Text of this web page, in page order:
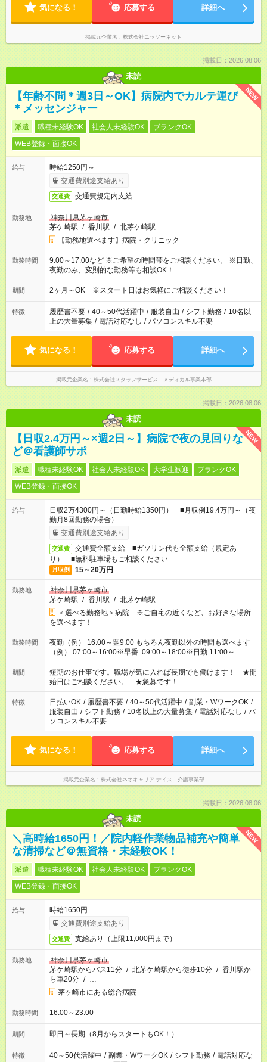
気になる！ 応募する 詳細へ
掲載元企業名 株式会社ニッソーネット
掲載日：2026.08.06
未読
NEW
【年齢不問＊週3日～OK】病院内でカルテ運び
＊メッセンジャー
派遣 職種未経験OK 社会人未経験OK
ブランクOK
WEB登録・面接OK
給与
時給1250円～
交通費別途支給あり
交通費 交通費規定内支給
勤務地
神奈川県茅ヶ崎市
茅ケ崎駅 / 香川駅 / 北茅ケ崎駅
【勤務地選べます】病院・クリニック
勤務時間
9:00～17:00など ※ご希望の時間帯をご相談ください。 ※日勤、
夜勤のみ、変則的な勤務等も相談OK！
期間 2ヶ月～OK ※スタート日はお気軽にご相談ください！
特徴 履歴書不要 / 40～50代活躍中 / 服装自由 / シフト勤務 / 10名以
上の大量募集 / 電話対応なし / パソコンスキル不要
気になる！ 応募する 詳細へ
掲載元企業名 株式会社スタッフサービス メディカル事業本部
掲載日：2026.08.06
未読
NEW
【日収2.4万円～×週2日～】病院で夜の見回りな
ど＠看護師サポ
派遣 職種未経験OK 社会人未経験OK 大学生歓迎
ブランクOK
WEB登録・面接OK
給与
日収2万4300円～（日勤時給1350円） ■月収例19.4万円～（夜
勤月8回勤務の場合）
交通費別途支給あり
交通費
交通費全額支給 ■ガソリン代も全額支給（規定あ
り） ■無料駐車場もご相談ください
月収例 15～20万円
勤務地
神奈川県茅ヶ崎市
茅ケ崎駅 / 香川駅 / 北茅ケ崎駅
＜選べる勤務地＞病院 ※ご自宅の近くなど、お好きな場所
を選べます！
勤務時間
夜勤（例） 16:00～翌9:00 もちろん夜勤以外の時間も選べます
（例） 07:00～16:00※早番 09:00～18:00※日勤 11:00～
20:00※遅番 ※時間は、固定・選べる施設もあるので、ご希望が
あれば調整できます！ ※シフト制。勤務地により実働時間が異
なります。★家庭の都合でお休みが必要な場合も遠慮なくご相談
ください。
期間
短期のお仕事です。職場が気に入れば長期でも働けます！ ★開
始日はご相談ください。 ★急募です！
特徴 日払いOK / 履歴書不要 / 40～50代活躍中 / 副業・WワークOK /
服装自由 / シフト勤務 / 10名以上の大量募集 / 電話対応なし / パ
ソコンスキル不要
気になる！ 応募する 詳細へ
掲載元企業名 株式会社ネオキャリア ナイス！介護事業部
掲載日：2026.08.06
未読
NEW
＼高時給1650円！／院内軽作業物品補充や簡単
な清掃など＠無資格・未経験OK！
派遣 職種未経験OK 社会人未経験OK
ブランクOK
WEB登録・面接OK
給与
時給1650円
交通費別途支給あり
交通費 支給あり（上限11,000円まで）
勤務地
神奈川県茅ヶ崎市
茅ケ崎駅からバス11分 / 北茅ケ崎駅から徒歩10分 / 香川駅か
ら車20分 / …
茅ヶ崎市にある総合病院
勤務時間 16:00～23:00
期間 即日～長期（8月からスタートもOK！）
特徴 40～50代活躍中 / 副業・WワークOK / シフト勤務 / 電話対応な